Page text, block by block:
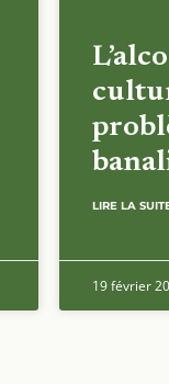
LIRE LA
19 février